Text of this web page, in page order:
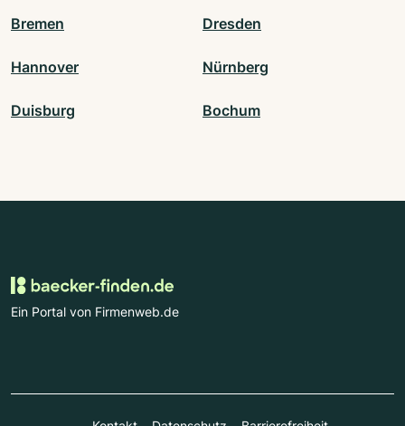
Bremen Dresden
Hannover Nürnberg
Duisburg Bochum
Ein Portal von Firmenweb.de